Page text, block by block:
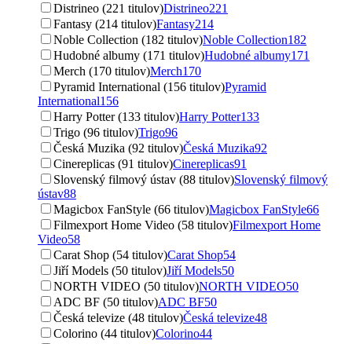
Distrineo (221 titulov)Distrineo221
Fantasy (214 titulov)Fantasy214
Noble Collection (182 titulov)Noble Collection182
Hudobné albumy (171 titulov)Hudobné albumy171
Merch (170 titulov)Merch170
Pyramid International (156 titulov)Pyramid
International156
Harry Potter (133 titulov)Harry Potter133
Trigo (96 titulov)Trigo96
Česká Muzika (92 titulov)Česká Muzika92
Cinereplicas (91 titulov)Cinereplicas91
Slovenský filmový ústav (88 titulov)Slovenský filmový
ústav88
Magicbox FanStyle (66 titulov)Magicbox FanStyle66
Filmexport Home Video (58 titulov)Filmexport Home
Video58
Carat Shop (54 titulov)Carat Shop54
Jiří Models (50 titulov)Jiří Models50
NORTH VIDEO (50 titulov)NORTH VIDEO50
ADC BF (50 titulov)ADC BF50
Česká televize (48 titulov)Česká televize48
Colorino (44 titulov)Colorino44